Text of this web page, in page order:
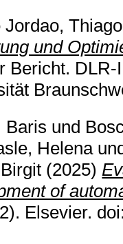
Jordao, Thiago
und
Bericht.
Baris und
Helena
(2025)
of
Elsevier.